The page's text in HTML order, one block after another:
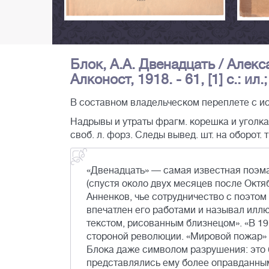
Блок, А.А. Двенадцать /
Алконост, 1918. - 61, [1] с.:
В составном владельческом переплете с
Надрывы и утраты фрагм. корешка и
своб. л. форз. Следы вывед. шт. на оборот.
«Двенадцать» — самая известная
(спустя около двух месяцев после
Анненков, чье сотрудничество с
впечатлен его работами и называл
текстом, рисованным близнецом». «В
стороной революции. «Мировой
Блока даже символом разрушения:
представлялись ему более